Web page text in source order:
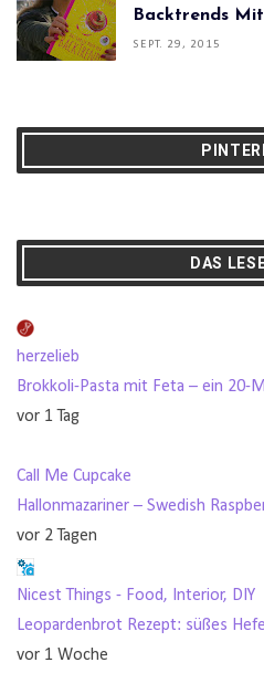
Backtrends
SEPT. 29, 2015
DAS
herzelieb
Brokkoli-Pasta mit Feta – ein 20-
vor 1 Tag
Call Me Cupcake
Hallonmazariner – Swedish
vor 2 Tagen
Nicest Things - Food, Interior, DIY
Leopardenbrot Rezept: süßes
vor 1 Woche